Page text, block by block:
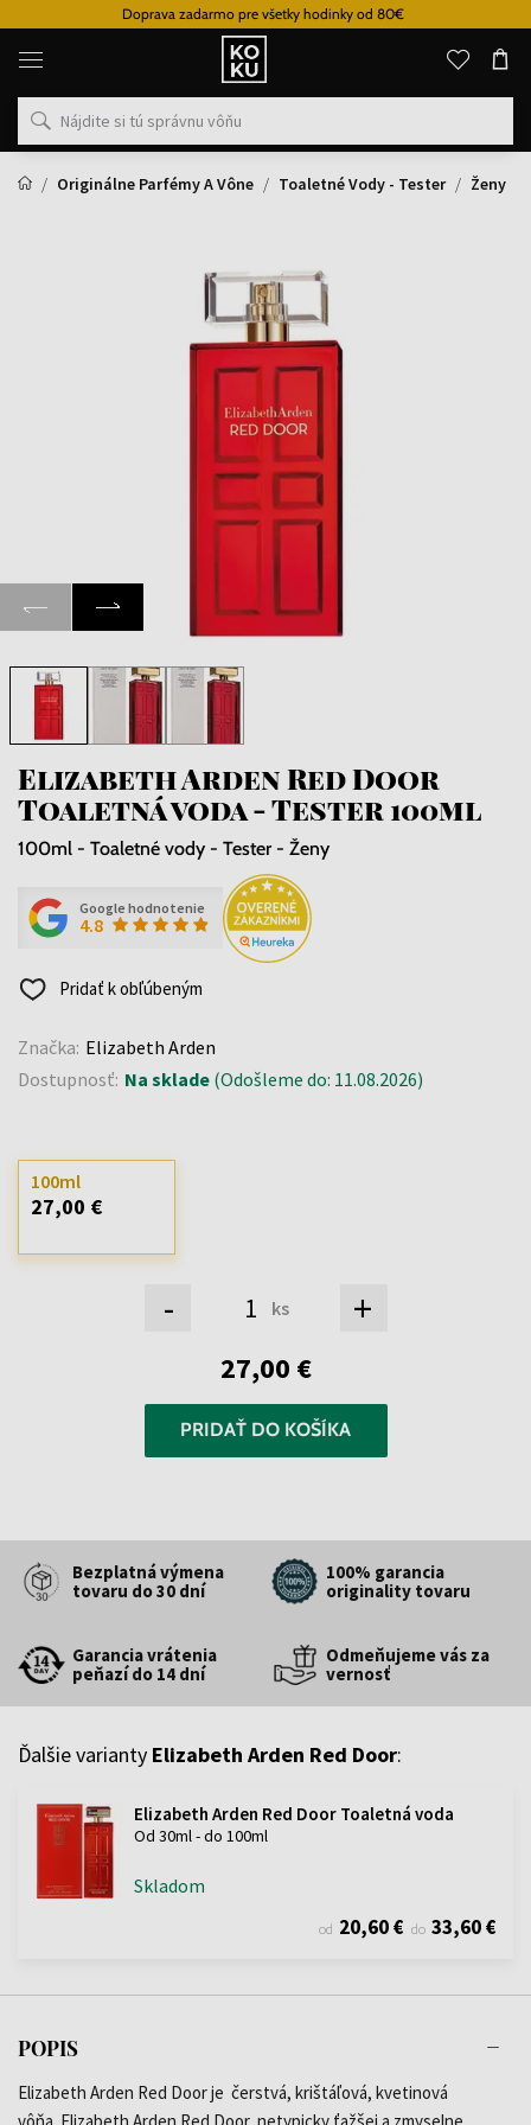
Doprava zadarmo pre všetky hodinky od 80€
Originálne
parfémy
hodinky
na
mieste
Originálne Parfémy A Vône
Toaletné Vody - Tester Ženy
Elizabeth Arden Red Door
Toaletná voda - Tester 100ml
100ml - Toaletné vody - Tester - Ženy
Google hodnotenie
4.8
Pridať k obľúbeným
Značka: Elizabeth Arden
Dostupnosť: Na sklade (Odošleme do: 11.08.2026)
- ks +
100ml
27,00 €
27,00 €
PRIDAŤ DO KOŠÍKA
Bezplatná výmena
tovaru do 30 dní
100% garancia
originality tovaru
Garancia vrátenia
peňazí do 14 dní
Odmeňujeme vás za
vernosť
Ďalšie varianty Elizabeth Arden Red Door:
Elizabeth Arden Red Door Toaletná voda
Od 30ml - do 100ml
Skladom
od 20,60 € do 33,60 €
POPIS
Elizabeth Arden Red Door je čerstvá, krištáľová, kvetinová